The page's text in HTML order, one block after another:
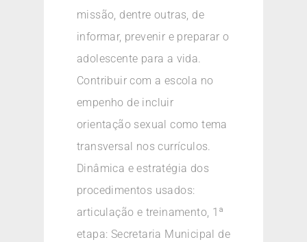
missão, dentre outras, de
informar, prevenir e preparar o
adolescente para a vida.
Contribuir com a escola no
empenho de incluir
orientação sexual como tema
transversal nos currículos.
Dinâmica e estratégia dos
procedimentos usados:
articulação e treinamento, 1ª
etapa: Secretaria Municipal de